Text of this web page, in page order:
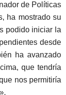
de Políticas
ha mostrado su
podido iniciar la
desde
ha avanzado
que tendría
nos permitiría